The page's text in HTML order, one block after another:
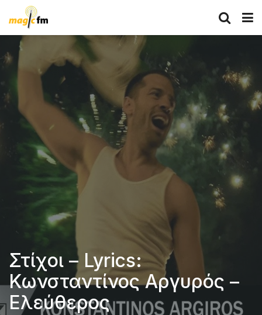
Στίχοι – Lyrics:
Κωνσταντίνος Αργυρός –
Ελεύθερος